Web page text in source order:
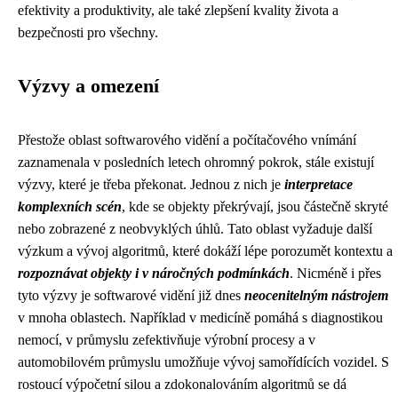
efektivity a produktivity, ale také zlepšení kvality života a
bezpečnosti pro všechny.
Výzvy a omezení
Přestože oblast softwarového vidění a počítačového vnímání
zaznamenala v posledních letech ohromný pokrok, stále existují
výzvy, které je třeba překonat. Jednou z nich je interpretace
komplexních scén, kde se objekty překrývají, jsou částečně skryté
nebo zobrazené z neobvyklých úhlů. Tato oblast vyžaduje další
výzkum a vývoj algoritmů, které dokáží lépe porozumět kontextu a
rozpoznávat objekty i v náročných podmínkách. Nicméně i přes
tyto výzvy je softwarové vidění již dnes neocenitelným nástrojem
v mnoha oblastech. Například v medicíně pomáhá s diagnostikou
nemocí, v průmyslu zefektivňuje výrobní procesy a v
automobilovém průmyslu umožňuje vývoj samořídících vozidel. S
rostoucí výpočetní silou a zdokonalováním algoritmů se dá